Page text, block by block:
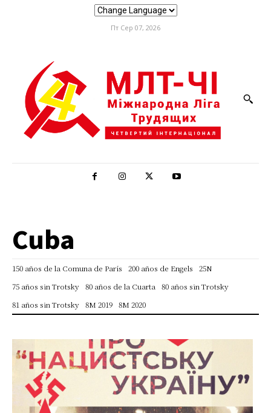
Пт Сер 07, 2026
Cuba
150 años de la Comuna de París 200 años de Engels
25N
75 años sin Trotsky 80 años de la Cuarta
80 años sin Trotsky
81 años sin Trotsky 8M 2019 8M 2020